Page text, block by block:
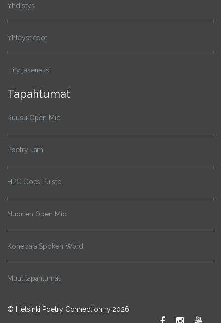
Yhdistys
Yhteystiedot
Liity jäseneksi
Tapahtumat
Ruusu Open Mic
Poetry Jam
HPC Goes Puisto
Nuorten Open Mic
Konepaja Spoken Word
Muut tapahtumat
© Helsinki Poetry Connection ry 2026